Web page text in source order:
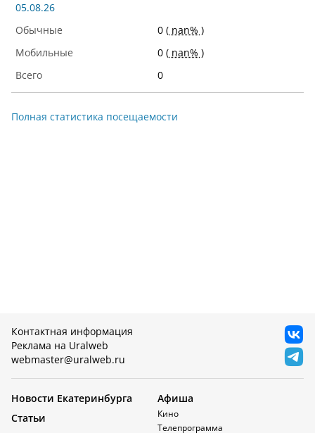
05.08.26
0 ( nan% )
0 ( nan% )
0
Полная статистика посещаемости
Контактная информация
Реклама на Uralweb
webmaster@uralweb.ru
Новости Екатеринбурга
Статьи
Афиша
Кино
Телепрограмма